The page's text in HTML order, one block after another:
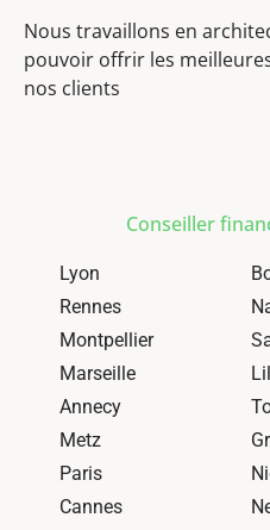
Nous travaillons en
pouvoir offrir les
nos clients
Conseiller
Lyon
Rennes
Montpellier
Marseille
Annecy
Metz
Paris
Cannes